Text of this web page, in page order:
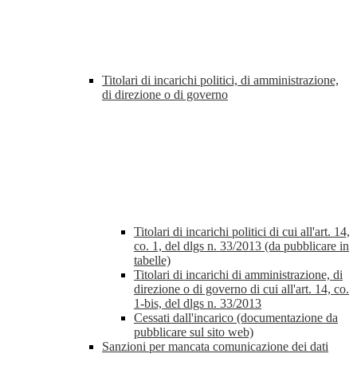
Titolari di incarichi politici, di amministrazione,
di direzione o di governo
Titolari di incarichi politici di cui all'art. 14,
co. 1, del dlgs n. 33/2013 (da pubblicare in
tabelle)
Titolari di incarichi di amministrazione, di
direzione o di governo di cui all'art. 14, co.
1-bis, del dlgs n. 33/2013
Cessati dall'incarico (documentazione da
pubblicare sul sito web)
Sanzioni per mancata comunicazione dei dati